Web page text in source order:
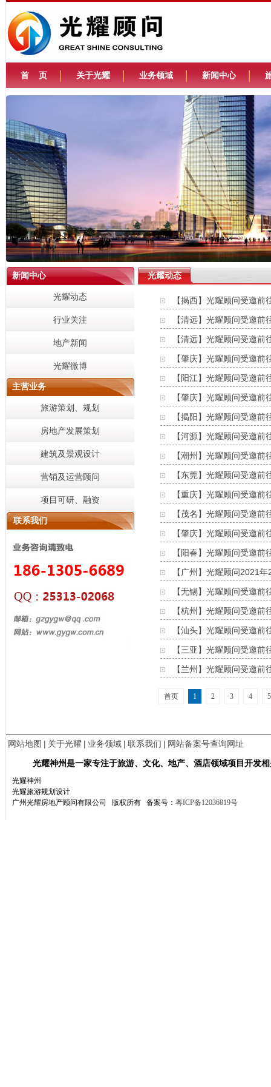
首 页 关于光耀 业务领域 新闻中心
新闻中心
光耀动态
行业关注
地产新闻
光耀微博
主营业务
旅游策划、规划
房地产发展策划
建筑及景观设计
营销及运营顾问
项目可研、融资
联系我们
光耀动态
【揭西】光耀顾问受邀
【清远】光耀顾问受邀
【清远】光耀顾问受邀
【肇庆】光耀顾问受邀
【阳江】光耀顾问受邀
【肇庆】光耀顾问受邀
【揭阳】光耀顾问受邀
【河源】光耀顾问受邀
【潮州】光耀顾问受邀
【东莞】光耀顾问受邀
【重庆】光耀顾问受邀
【茂名】光耀顾问受邀
【肇庆】光耀顾问受邀
【阳春】光耀顾问受邀
【广州】光耀顾问2021
【无锡】光耀顾问受邀
【杭州】光耀顾问受邀
【汕头】光耀顾问受邀
【三亚】光耀顾问受邀
【兰州】光耀顾问受邀
首页 1 2 3 4 5
网站地图 | 关于光耀 | 业务领域 | 联系我们 | 网站备案号查询网址
光耀神州是一家专注于旅游、文化、地产、酒店领域项目开发
光耀神州
光耀旅游规划设计
广州光耀房地产顾问有限公司 版权所有 备案号： 粤ICP备12036819号